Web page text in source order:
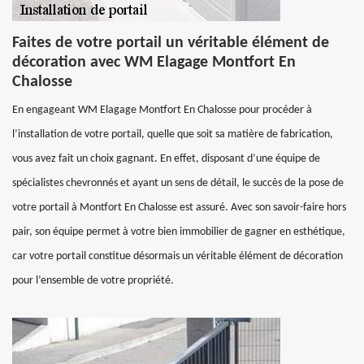
Faites de votre portail un véritable élément de
décoration avec WM Elagage Montfort En
Chalosse
En engageant WM Elagage Montfort En Chalosse pour procéder à
l’installation de votre portail, quelle que soit sa matière de fabrication,
vous avez fait un choix gagnant. En effet, disposant d’une équipe de
spécialistes chevronnés et ayant un sens de détail, le succès de la pose de
votre portail à Montfort En Chalosse est assuré. Avec son savoir-faire hors
pair, son équipe permet à votre bien immobilier de gagner en esthétique,
car votre portail constitue désormais un véritable élément de décoration
pour l’ensemble de votre propriété.